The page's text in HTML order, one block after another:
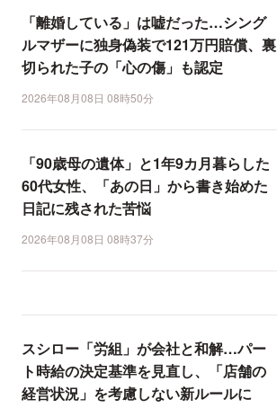
「離婚している」は嘘だった…シング
ルマザーに独身偽装で121万円賠償、裏
切られた子の「心の傷」も認定
2026年08月08日 08時50分
「90歳母の遺体」と1年9カ月暮らした
60代女性、「あの日」から書き始めた
日記に残された苦悩
2026年08月08日 08時37分
スシロー「労組」が会社と和解…パー
ト時給の決定基準を見直し、「店舗の
経営状況」を考慮しない新ルールに